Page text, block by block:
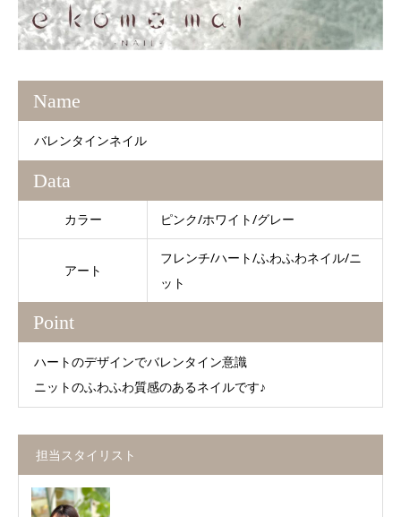
Name
バレンタインネイル
Data
カラー ピンク/ホワイト/グレー
アート
フレンチ/ハート/ふわふわネイル/ニ
ット
Point
ハートのデザインでバレンタイン意識
ニットのふわふわ質感のあるネイルです♪
担当スタイリスト